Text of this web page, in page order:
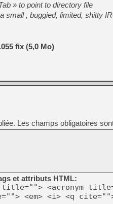
» to point to directory file
small , buggied, limited, shitty
fix (5,0 Mo)
Les champs obligatoires
et attributs HTML:
<acronym
<em> <i> <q